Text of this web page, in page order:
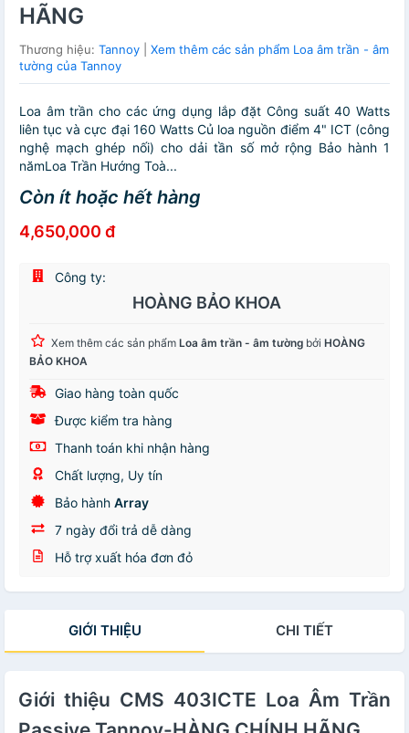
HÃNG
Thương hiệu: Tannoy
Xem thêm các sản phẩm Loa âm trần - âm
tường của Tannoy
Loa âm trần cho các ứng dụng lắp đặt Công suất 40 Watts
liên tục và cực đại 160 Watts Củ loa nguồn điểm 4" ICT (công
nghệ mạch ghép nối) cho dải tần số mở rộng Bảo hành 1
nămLoa Trần Hướng Toà...
Còn ít hoặc hết hàng
4,650,000 đ
Công ty:
HOÀNG BẢO KHOA
Xem thêm các sản phẩm Loa âm trần - âm tường bởi HOÀNG
BẢO KHOA
Giao hàng toàn quốc
Được kiểm tra hàng
Thanh toán khi nhận hàng
Chất lượng, Uy tín
Bảo hành Array
7 ngày đổi trả dễ dàng
Hỗ trợ xuất hóa đơn đỏ
GIỚI THIỆU CHI TIẾT
Giới thiệu CMS 403ICTE Loa Âm Trần